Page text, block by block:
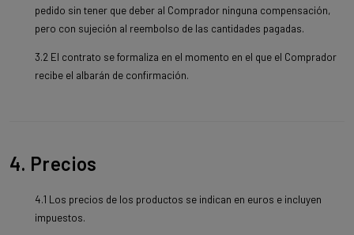
pedido sin tener que deber al Comprador ninguna compensación,
pero con sujeción al reembolso de las cantidades pagadas.
3.2 El contrato se formaliza en el momento en el que el Comprador
recibe el albarán de confirmación.
4. Precios
4.1 Los precios de los productos se indican en euros e incluyen
impuestos.